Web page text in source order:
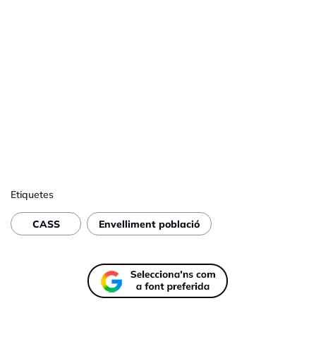
Etiquetes
CASS Envelliment població